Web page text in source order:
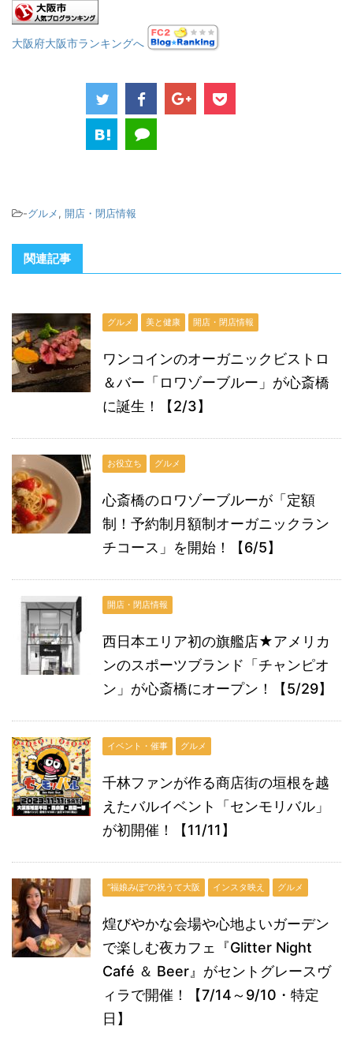
大阪府大阪市ランキングへ
-グルメ, 開店・閉店情報
関連記事
グルメ 美と健康 開店・閉店情報
ワンコインのオーガニックビストロ
＆バー「ロワゾーブルー」が心斎橋
に誕生！【2/3】
お役立ち グルメ
心斎橋のロワゾーブルーが「定額
制！予約制月額制オーガニックラン
チコース」を開始！【6/5】
開店・閉店情報
西日本エリア初の旗艦店★アメリカ
ンのスポーツブランド「チャンピオ
ン」が心斎橋にオープン！【5/29】
イベント・催事 グルメ
千林ファンが作る商店街の垣根を越
えたバルイベント「センモリバル」
が初開催！【11/11】
“福娘みぽ”の祝うて大阪 インスタ映え グルメ
煌びやかな会場や心地よいガーデン
で楽しむ夜カフェ『Glitter Night
Café ＆ Beer』がセントグレースヴ
ィラで開催！【7/14～9/10・特定
日】